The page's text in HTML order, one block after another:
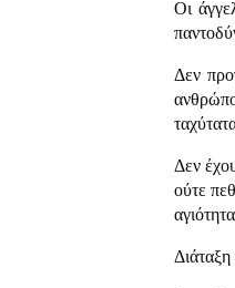
Οι
Δεν
Δεν
ούτε